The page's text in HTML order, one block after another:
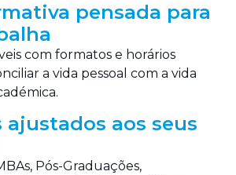
pensada para
com formatos e horários
a vida pessoal com a vida
ajustados aos seus
Pós-Graduações,